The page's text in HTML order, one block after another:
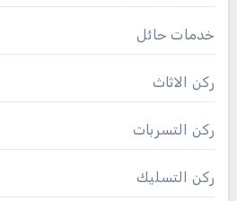
خدمات حائل
ركن الاثاث
ركن التسربات
ركن التسليك